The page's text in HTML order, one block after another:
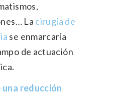
La cirugía de
se enmarcaría
de actuación
una reducción